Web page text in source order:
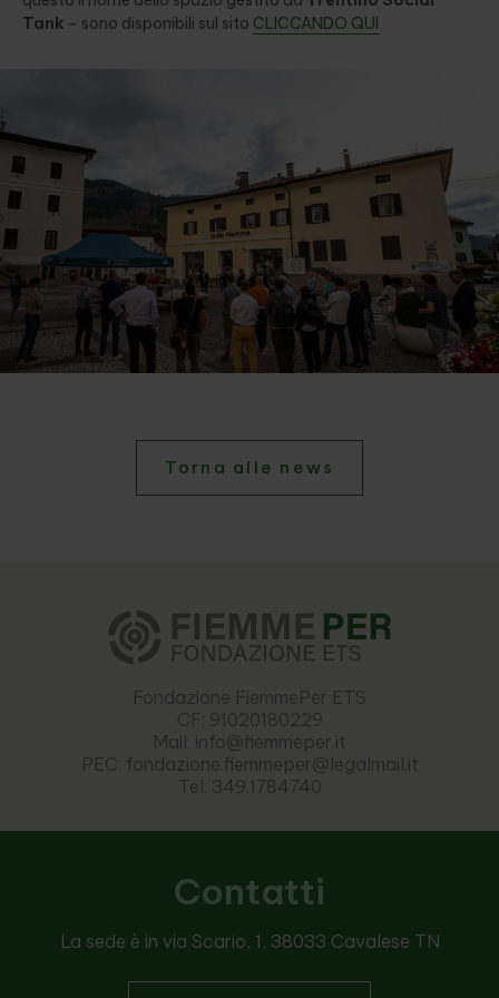
Tank – sono disponibili sul sito CLICCANDO QUI
Torna alle news
Fondazione FiemmePer ETS
CF: 91020180229
Mail: info@fiemmeper.it
PEC: fondazione.fiemmeper@legalmail.it
Tel: 349.1784740
Contatti
La sede è in via Scario, 1, 38033 Cavalese TN